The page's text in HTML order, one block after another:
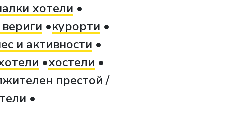
хотели
курорти
и активности
хостели
престой /